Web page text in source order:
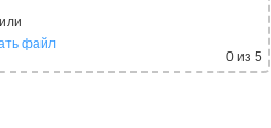
или
файл
0из 5